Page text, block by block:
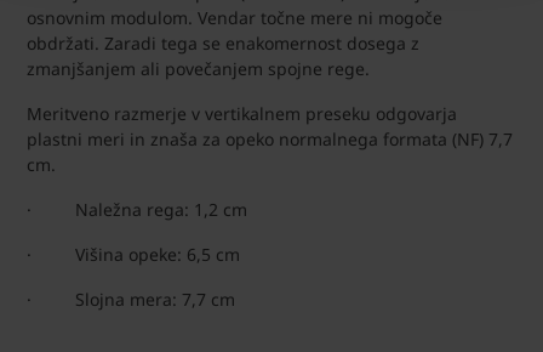
osnovnim modulom. Vendar točne mere ni mogoče
obdržati. Zaradi tega se enakomernost dosega z
zmanjšanjem ali povečanjem spojne rege.
Meritveno razmerje v vertikalnem preseku odgovarja
plastni meri in znaša za opeko normalnega formata (NF) 7,7
cm.
· Naležna rega: 1,2 cm
· Višina opeke: 6,5 cm
· Slojna mera: 7,7 cm